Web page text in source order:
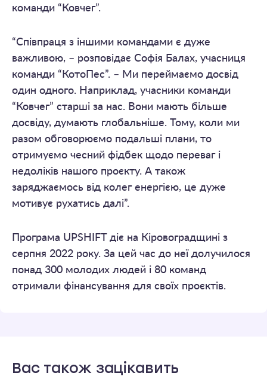
команди “Ковчег”.
“Співпраця з іншими командами є дуже
важливою, – розповідає Софія Балах, учасниця
команди “КотоПес”. – Ми переймаємо досвід
один одного. Наприклад, учасники команди
“Ковчег” старші за нас. Вони мають більше
досвіду, думають глобальніше. Тому, коли ми
разом обговорюємо подальші плани, то
отримуємо чесний фідбек щодо переваг і
недоліків нашого проєкту. А також
заряджаємось від колег енергією, це дуже
мотивує рухатись далі”.
Програма UPSHIFT діє на Кіровоградщині з
серпня 2022 року. За цей час до неї долучилося
понад 300 молодих людей і 80 команд
отримали фінансування для своїх проєктів.
Вас також зацікавить